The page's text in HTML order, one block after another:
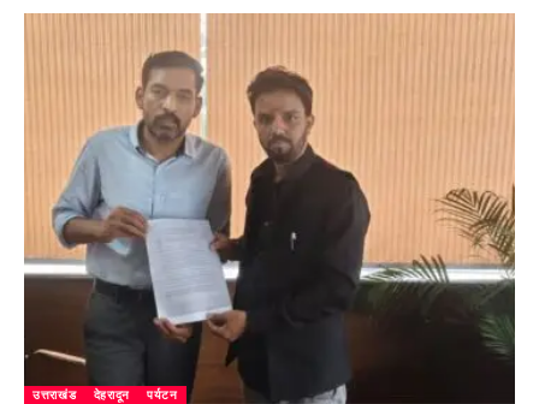
उत्तराखंड देहरादून पर्यटन